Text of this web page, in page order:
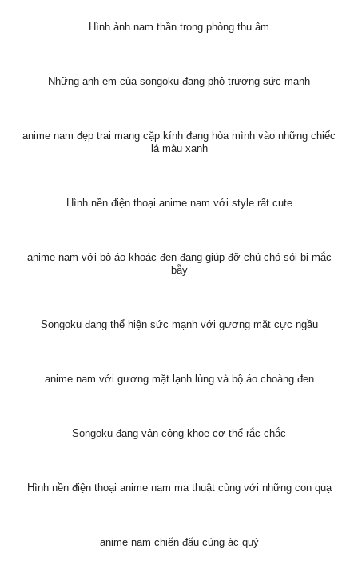
Hình ảnh nam thần trong phòng thu âm
Những anh em của songoku đang phô trương sức mạnh
anime nam đẹp trai mang cặp kính đang hòa mình vào những chiếc
lá màu xanh
Hình nền điện thoại anime nam với style rất cute
anime nam với bộ áo khoác đen đang giúp đỡ chú chó sói bị mắc
bẫy
Songoku đang thể hiện sức mạnh với gương mặt cực ngầu
anime nam với gương mặt lạnh lùng và bộ áo choàng đen
Songoku đang vận công khoe cơ thể rắc chắc
Hình nền điện thoại anime nam ma thuật cùng với những con quạ
anime nam chiến đấu cùng ác quỷ